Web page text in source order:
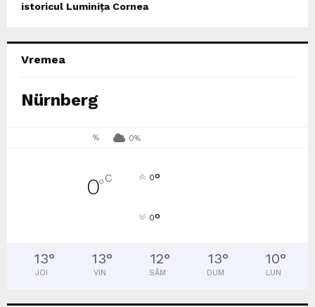
istoricul Luminița Cornea
Vremea
Nürnberg
% 0%
0°C 0°
0°
13°
JOI
13°
VIN
12°
SÂM
13°
DUM
10°
LUN